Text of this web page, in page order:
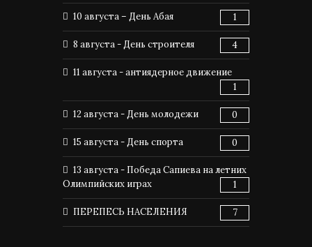
10 августа – День Абая 1
8 августа - День строителя 4
11 августа - антиядерное движение
1
12 августа - День молодежи 0
15 августа - День спорта 0
13 августа - Победа Сапиева на летних
Олимпийских играх
1
ПЕРЕПЕСЬ НАСЕЛЕНИЯ 7